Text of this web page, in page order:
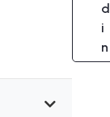
d
i
n